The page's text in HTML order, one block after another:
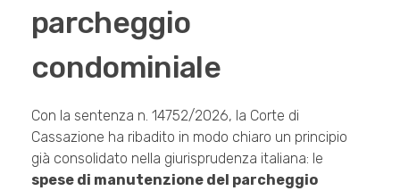
parcheggio
condominiale
Con la sentenza n. 14752/2026, la Corte di
Cassazione ha ribadito in modo chiaro un principio
già consolidato nella giurisprudenza italiana: le
spese di manutenzione del parcheggio